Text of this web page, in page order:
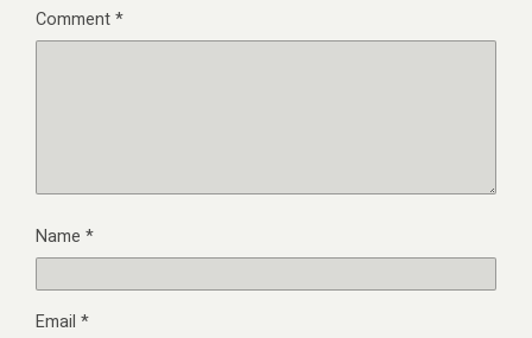
Comment*
Name *
Email *